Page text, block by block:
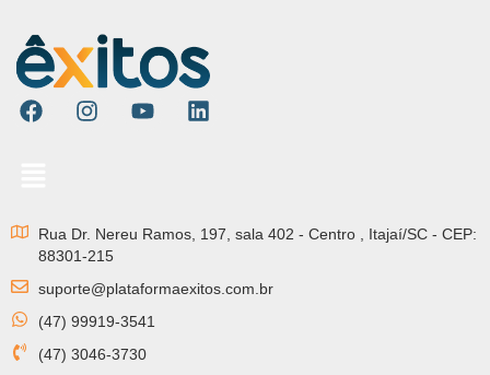
Rua Dr. Nereu Ramos, 197, sala 402 - Centro , Itajaí/SC - CEP:
88301-215
suporte@plataformaexitos.com.br
(47) 99919-3541
(47) 3046-3730